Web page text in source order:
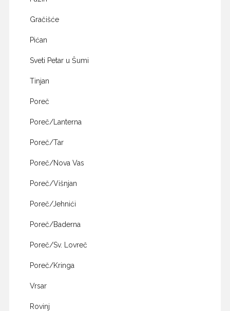
Gračišće
Pićan
Sveti Petar u Šumi
Tinjan
Poreč
Poreč/Lanterna
Poreč/Tar
Poreč/Nova Vas
Poreč/Višnjan
Poreč/Jehnići
Poreč/Baderna
Poreč/Sv. Lovreč
Poreč/Kringa
Vrsar
Rovinj